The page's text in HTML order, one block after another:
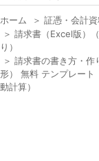
ホーム ＞ 証憑・会計
＞ 請求書（Excel版）
り）
＞ 請求書の書き方・作
形） 無料 テンプレート
動計算）